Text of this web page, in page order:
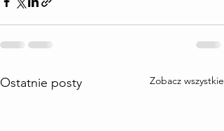
Ostatnie posty Zobacz wszystkie